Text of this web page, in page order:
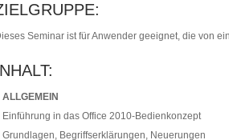
Seminar ist für Anwender geeignet, die von
ALLGEMEIN
Einführung in das Office 2010-Bedienkonzept
Grundlagen, Begriffserklärungen, Neuerungen